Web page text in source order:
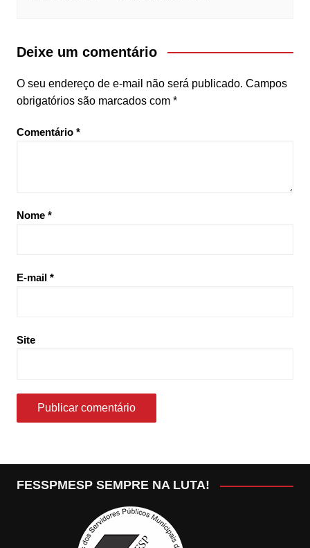
Deixe um comentário
O seu endereço de e-mail não será publicado. Campos
obrigatórios são marcados com *
Comentário *
Nome *
E-mail *
Site
FESSPMESP SEMPRE NA LUTA!